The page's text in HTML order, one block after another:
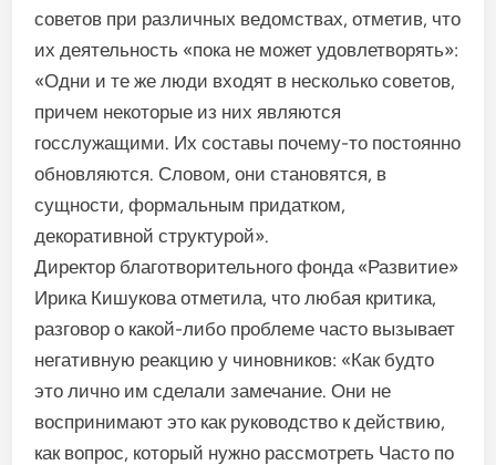
советов при различных ведомствах, отметив, что
их деятельность «пока не мо­жет удовлетворять»:
«Одни и те же люди входят в несколько сове­тов,
причем некоторые из них яв­ляются
госслужащими. Их соста­вы почему-то постоянно
обновля­ются. Словом, они становятся, в
сущности, формальным придат­ком,
декоративной структурой».
Директор благотворительно­го фонда «Развитие»
Ирика Кишукова отметила, что любая кри­тика,
разговор о какой-либо про­блеме часто вызывает
негатив­ную реакцию у чиновников: «Как будто
это лично им сделали за­мечание. Они не
воспринимают это как руководство к действию,
как вопрос, который нужно рас­смотреть Часто по